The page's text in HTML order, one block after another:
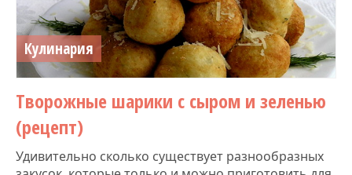
Кулинария
Творожные шарики с сыром и зеленью
(рецепт)
Удивительно сколько существует разнообразных